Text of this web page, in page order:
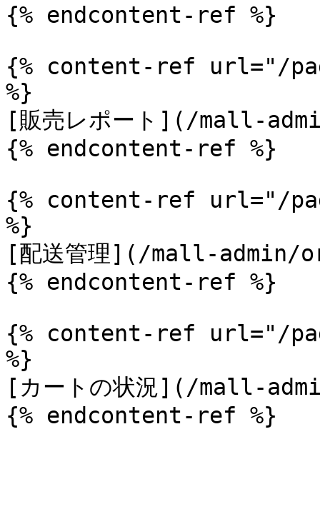
{% endcontent-ref %}
{% content-ref url="/
%}
[販売レポート](/mall-
{% endcontent-ref %}
{% content-ref url="/
%}
[配送管理](/mall-
{% endcontent-ref %}
{% content-ref url="/
%}
[カートの状況](/mall-